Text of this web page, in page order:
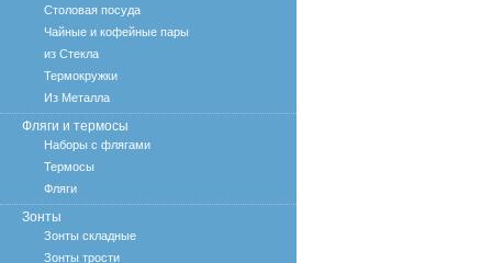
Столовая посуда
Чайные и кофейные пары
из Стекла
Термокружки
Из Металла
Фляги и термосы
Наборы с флягами
Термосы
Фляги
Зонты
Зонты складные
Зонты трости